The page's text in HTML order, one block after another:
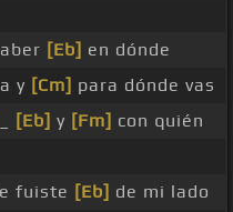
[Eb] en dónde
y [Cm] para dónde vas
[Eb] y [Fm] con quién
fuiste [Eb] de mi lado